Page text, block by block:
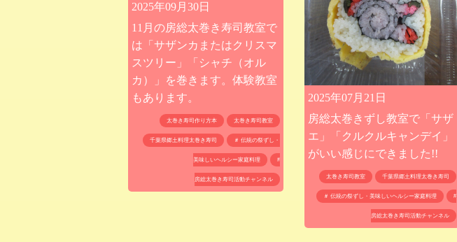
2025年09月30日
11月の房総太巻き寿司教室で
は「サザンカまたはクリスマ
スツリー」「シャチ（オル
カ）」を巻きます。体験教室
もあります。
太巻き寿司作り方本 太巻き寿司教室
千葉県郷土料理太巻き寿司 ＃ 伝統の祭ずし・
美味しいヘルシー家庭料理 #
房総太巻き寿司活動チャンネル
2025年07月21日
房総太巻きずし教室で「サザ
エ」「クルクルキャンデイ」
がいい感じにできました!!
太巻き寿司教室 千葉県郷土料理太巻き寿司
＃ 伝統の祭ずし・美味しいヘルシー家庭料理 #
房総太巻き寿司活動チャンネル